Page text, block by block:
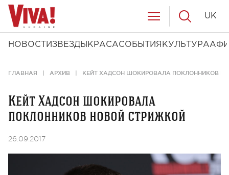
НОВОСТИ ЗВЕЗДЫ КРАСАСОБЫТИЯ КУЛЬТУРА
UK
ГЛАВНАЯ АРХИВ КЕЙТ ХАДСОН ШОКИРОВАЛА ПОКЛОННИКОВ
Кейт Хадсон шокировала
поклонников новой стрижкой
26.09.2017